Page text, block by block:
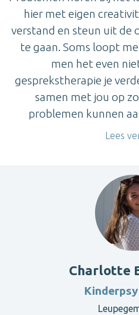
hier met eigen
verstand en steun uit de
te gaan. Soms loopt
men het even
gesprekstherapie je
samen met jou op
problemen kunnen
Lees
Charlotte